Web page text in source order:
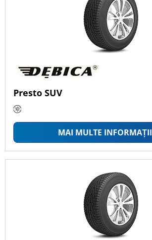
Presto SUV
MAI MULTE INFORMAȚII